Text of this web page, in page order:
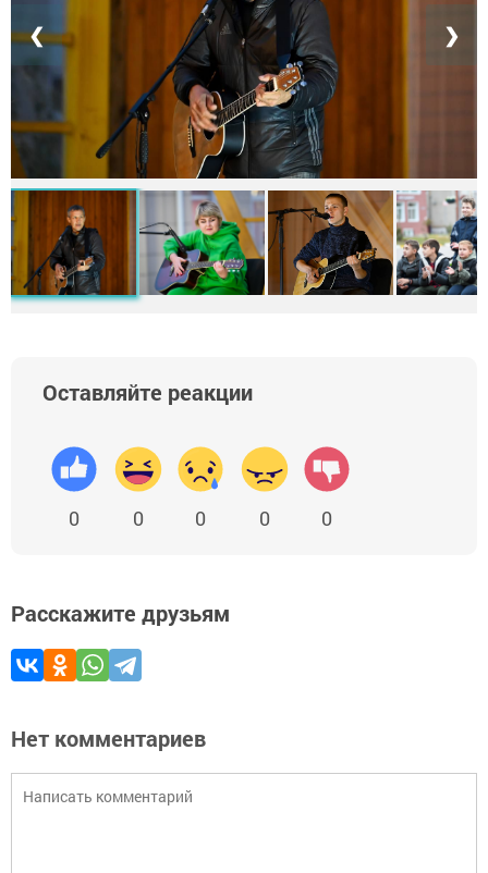
❮ ❯
Оставляйте реакции
0 0 0 0 0
Расскажите друзьям
Нет комментариев